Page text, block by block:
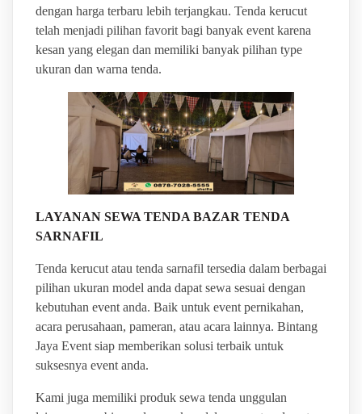
dengan harga terbaru lebih terjangkau. Tenda kerucut
telah menjadi pilihan favorit bagi banyak event karena
kesan yang elegan dan memiliki banyak pilihan type
ukuran dan warna tenda.
LAYANAN SEWA TENDA BAZAR TENDA
SARNAFIL
Tenda kerucut atau tenda sarnafil tersedia dalam berbagai
pilihan ukuran model anda dapat sewa sesuai dengan
kebutuhan event anda. Baik untuk event pernikahan,
acara perusahaan, pameran, atau acara lainnya. Bintang
Jaya Event siap memberikan solusi terbaik untuk
suksesnya event anda.
Kami juga memiliki produk sewa tenda unggulan